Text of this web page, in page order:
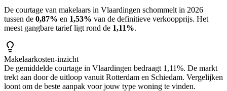
De courtage van makelaars in Vlaardingen schommelt in 2026
tussen de 0,87% en 1,53% van de definitieve verkoopprijs. Het
meest gangbare tarief ligt rond de 1,11%.
Makelaarkosten-inzicht
De gemiddelde courtage in Vlaardingen bedraagt 1,11%. De markt
trekt aan door de uitloop vanuit Rotterdam en Schiedam. Vergelijken
loont om de beste aanpak voor jouw type woning te vinden.